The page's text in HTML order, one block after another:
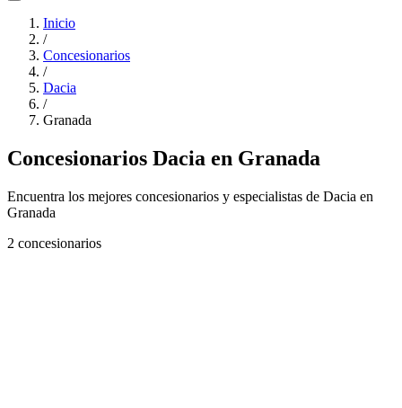
Inicio
/
Concesionarios
/
Dacia
/
Granada
Concesionarios Dacia en Granada
Encuentra los mejores concesionarios y especialistas de Dacia en
Granada
2 concesionarios